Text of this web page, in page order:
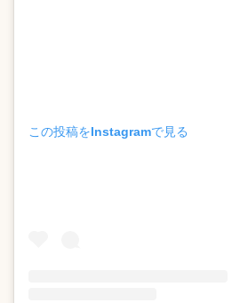
この投稿をInstagramで見る